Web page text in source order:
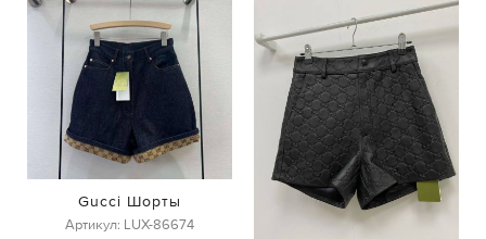
Gucci Шорты
Артикул: LUX-86674